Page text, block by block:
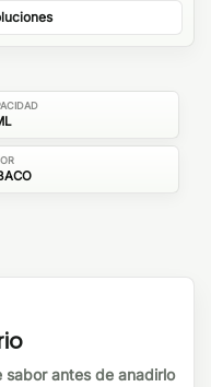
antes de anadirlo